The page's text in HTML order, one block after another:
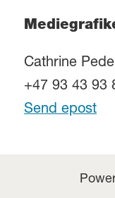
Cathrine
+47 93 43 93
Send epost